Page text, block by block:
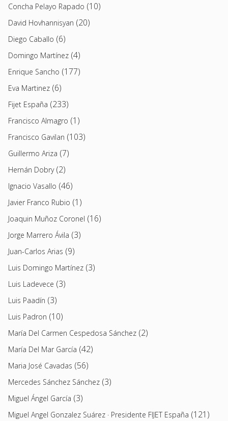
Concha Pelayo Rapado (10)
David Hovhannisyan (20)
Diego Caballo (6)
Domingo Martínez (4)
Enrique Sancho (177)
Eva Martinez (6)
Fijet España (233)
Francisco Almagro (1)
Francisco Gavilan (103)
Guillermo Ariza (7)
Hernán Dobry(2)
Ignacio Vasallo (46)
Javier Franco Rubio (1)
Joaquin Muñoz Coronel (16)
Jorge Marrero Ávila (3)
Juan-Carlos Arias (9)
Luis Domingo Martínez (3)
Luis Ladevece (3)
Luis Paadín (3)
Luis Padron (10)
María Del Carmen Cespedosa Sánchez (2)
María Del Mar García (42)
Maria José Cavadas (56)
Mercedes Sánchez Sánchez (3)
Miguel Ángel García (3)
Miguel Angel Gonzalez Suárez · Presidente FIJET España (121)